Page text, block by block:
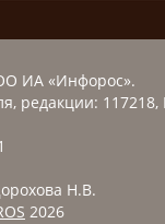
ИА «Инфорос».
редакции:
Н.В.
2026